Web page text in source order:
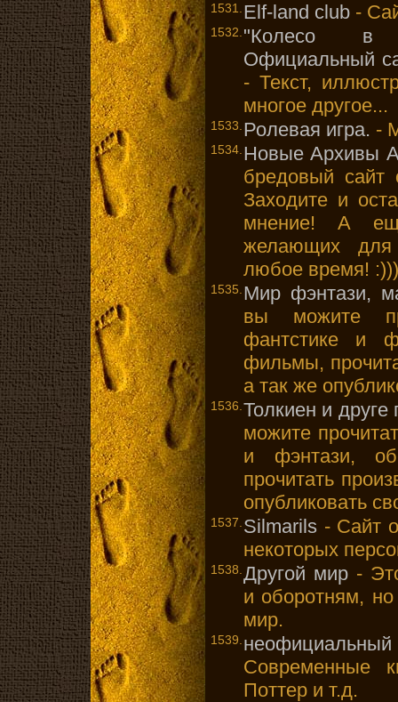
1531. Elf-land club -
1532. "Колесо в
Официальный
- Текст,
многое другое...
1533. Ролевая игра. -
1534. Новые Архивы
бредовый
Заходите и
мнение! А
желающих для
любое время! :)))
1535. Мир фэнтази,
вы можите
фантстике и
фильмы,
а так же
1536. Толкиен и друге
можите
и фэнтази,
прочитать
опубликовать
1537. Silmarils - Сайт
некоторых
1538. Другой мир-
и оборотням,
мир.
1539.
Современные
Поттер и т.д.